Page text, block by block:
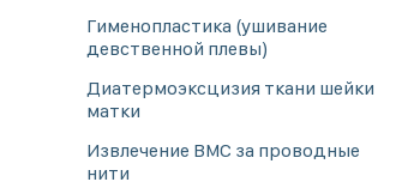
Гименопластика (ушивание
девственной плевы)
Диатермоэксцизия ткани шейки
матки
Извлечение ВМС за проводные
нити